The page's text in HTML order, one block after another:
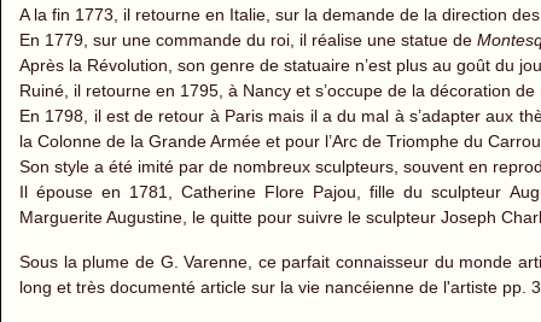
A la fin 1773, il retourne en Italie, sur la demande de la direction
En 1779, sur une commande du roi, il réalise une statue de
Après la Révolution, son genre de statuaire n’est plus au goût du
Ruiné, il retourne en 1795, à Nancy et s’occupe de la décoration
En 1798, il est de retour à Paris mais il a du mal à s’adapter aux
la Colonne de la Grande Armée et pour l’Arc de Triomphe du
Son style a été imité par de nombreux sculpteurs, souvent en
Il épouse en 1781, Catherine Flore Pajou, fille du sculpteur
Marguerite Augustine, le quitte pour suivre le sculpteur Joseph
Sous la plume de G. Varenne, ce parfait connaisseur du monde
long et très documenté article sur la vie nancéienne de l'artiste pp.